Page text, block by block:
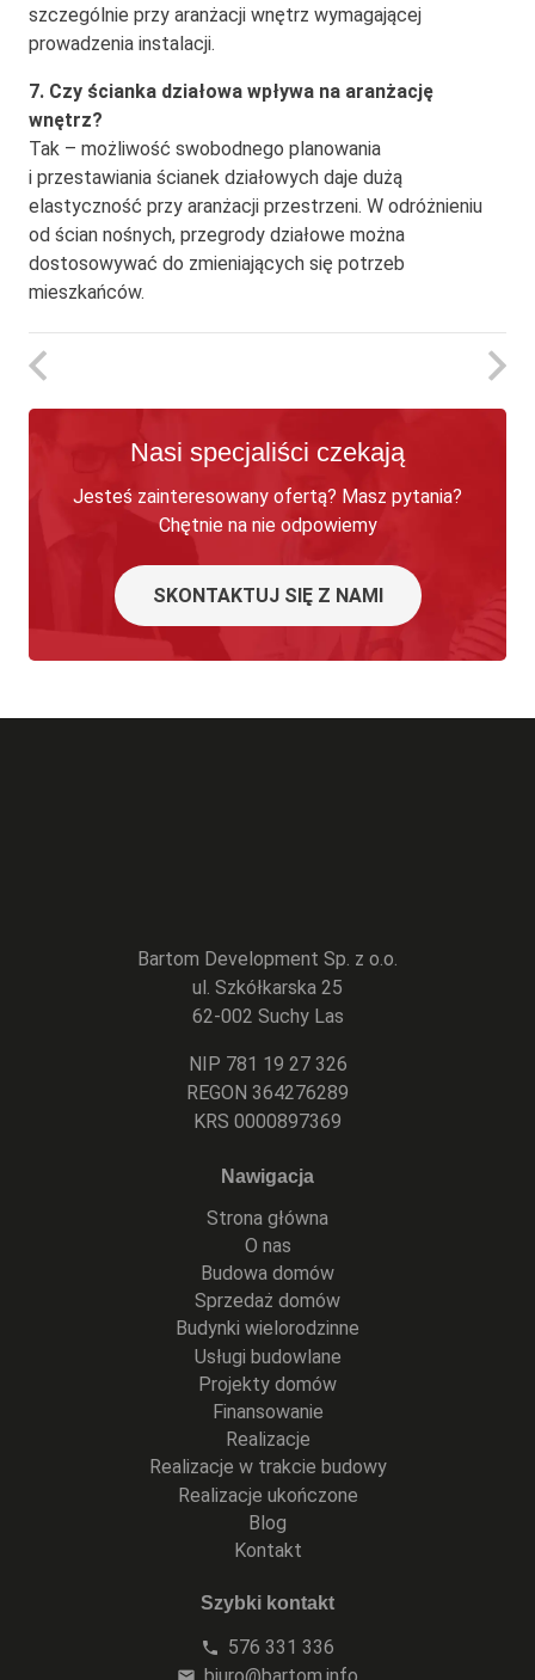
szczególnie przy aranżacji wnętrz wymagającej
prowadzenia instalacji.
7. Czy ścianka działowa wpływa na aranżację
wnętrz?
Tak – możliwość swobodnego planowania
i przestawiania ścianek działowych daje dużą
elastyczność przy aranżacji przestrzeni. W odróżnieniu
od ścian nośnych, przegrody działowe można
dostosowywać do zmieniających się potrzeb
mieszkańców.
Nasi specjaliści czekają
Jesteś zainteresowany ofertą? Masz pytania?
Chętnie na nie odpowiemy
SKONTAKTUJ SIĘ Z NAMI
Bartom Development Sp. z o.o.
ul. Szkółkarska 25
62-002 Suchy Las
NIP 781 19 27 326
REGON 364276289
KRS 0000897369
Nawigacja
Strona główna
O nas
Budowa domów
Sprzedaż domów
Budynki wielorodzinne
Usługi budowlane
Projekty domów
Finansowanie
Realizacje
Realizacje w trakcie budowy
Realizacje ukończone
Blog
Kontakt
Szybki kontakt
phone 576 331 336